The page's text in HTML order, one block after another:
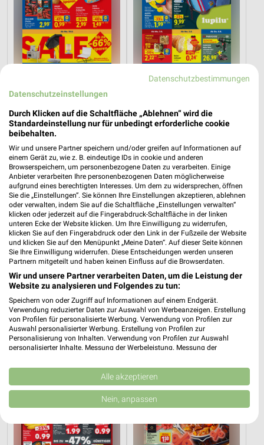
Angebote ab 10.08.
Gültig ab Mo. 10.08.
8,7 km
Noch morgen gültig
PENNY
9 km
Angebote ab 03.08.
Noch morgen gültig
10,7 km
Angebote ab 01.08.
Noch heute gültig
Datenschutzbestimmungen
Datenschutzeinstellungen
Durch Klicken auf die Schaltfläche „Ablehnen“ wird die
Standardeinstellung nur für unbedingt erforderliche cookie
beibehalten.
Wir und unsere Partner speichern und/oder greifen auf Informationen auf
einem Gerät zu, wie z. B. eindeutige IDs in cookie und anderen
Browserspeichern, um personenbezogene Daten zu verarbeiten. Einige
Anbieter verarbeiten Ihre personenbezogenen Daten möglicherweise
aufgrund eines berechtigten Interesses. Um dem zu widersprechen, öffnen
Sie die „Einstellungen“. Sie können Ihre Einstellungen akzeptieren, ablehnen
oder verwalten, indem Sie auf die Schaltfläche „Einstellungen verwalten“
klicken oder jederzeit auf die Fingerabdruck-Schaltfläche in der linken
unteren Ecke der Website klicken. Um Ihre Einwilligung zu widerrufen,
klicken Sie auf den Fingerabdruck oder den Link in der Fußzeile der Website
und klicken Sie auf den Menüpunkt „Meine Daten“. Auf dieser Seite können
Sie Ihre Einwilligung widerrufen. Diese Entscheidungen werden unseren
Partnern mitgeteilt und haben keinen Einfluss auf die Browserdaten.
Wir und unsere Partner verarbeiten Daten, um die Leistung der
Website zu analysieren und Folgendes zu tun:
Speichern von oder Zugriff auf Informationen auf einem Endgerät.
Verwendung reduzierter Daten zur Auswahl von Werbeanzeigen. Erstellung
von Profilen für personalisierte Werbung. Verwendung von Profilen zur
Auswahl personalisierter Werbung. Erstellung von Profilen zur
Personalisierung von Inhalten. Verwendung von Profilen zur Auswahl
personalisierter Inhalte. Messung der Werbeleistung. Messung der
Kombinationen von Daten aus verschiedenen Quellen. Entwicklung und
Verbesserung der Angebote. Verwendung reduzierter Daten zur Auswahl
von Inhalten.
Daten können außerhalb der Europäischen Union weitergegeben und in die
Website/App.
Partnerliste anzeigen (1 IAB-Anbieter)
Alle akzeptieren
Nein, anpassen